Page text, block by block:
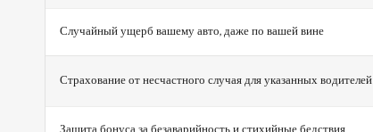
Случайный ущерб вашему авто, даже по вашей вине
Страхование от несчастного случая для указанных водителей